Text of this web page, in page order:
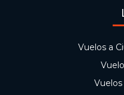
Vuelos a